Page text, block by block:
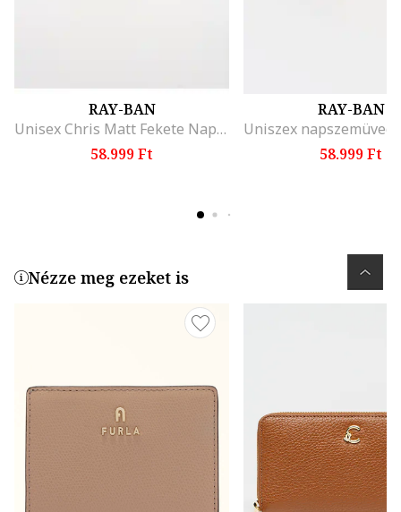
RAY-BAN
Unisex Chris Matt Fekete Napszemüveg
58.999 Ft
RAY-BAN
58.999 Ft
Nézze meg ezeket is